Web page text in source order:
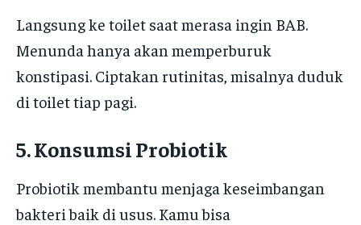
Langsung ke toilet saat merasa ingin BAB.
Menunda hanya akan memperburuk
konstipasi. Ciptakan rutinitas, misalnya duduk
di toilet tiap pagi.
5. Konsumsi Probiotik
Probiotik membantu menjaga keseimbangan
bakteri baik di usus. Kamu bisa